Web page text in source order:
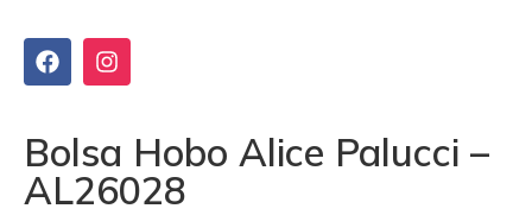
Bolsa Hobo Alice Palucci –
AL26028